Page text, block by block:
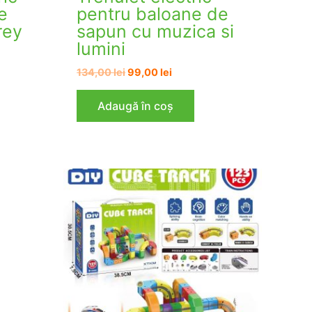
pentru baloane de
sapun cu muzica si
lumini
134,00leiPrețul
fost:
134,00 lei.
99,00 lei
99,00 lei.
Adaugă în coș